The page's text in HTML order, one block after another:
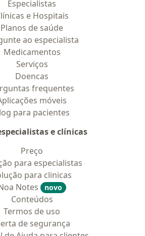
Especialistas
e Hospitais
Planos de saúde
ao especialista
Medicamentos
Serviços
Doencas
frequentes
móveis
para pacientes
e clínicas
Preço
para especialistas
para clinicas
Notes
novo
Conteúdos
Termos de uso
de segurança